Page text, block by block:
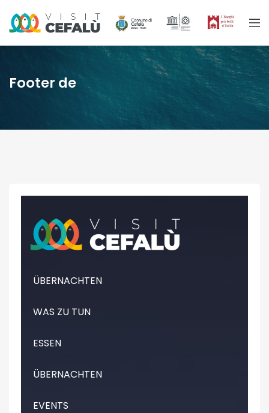
Footer de
ÜBERNACHTEN
WAS ZU TUN
ESSEN
ÜBERNACHTEN
EVENTS